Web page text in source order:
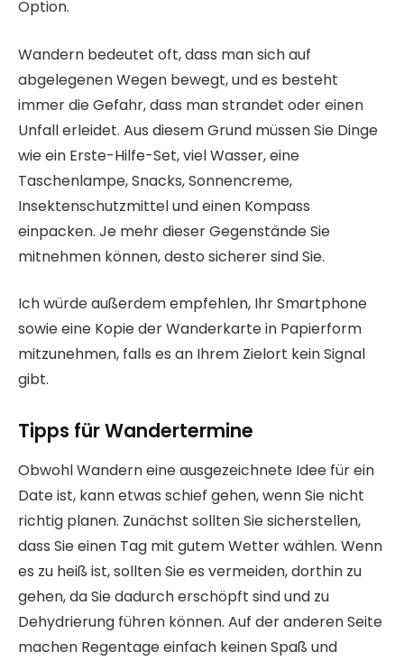
Option.
Wandern bedeutet oft, dass man sich auf
abgelegenen Wegen bewegt, und es besteht
immer die Gefahr, dass man strandet oder einen
Unfall erleidet. Aus diesem Grund müssen Sie Dinge
wie ein Erste-Hilfe-Set, viel Wasser, eine
Taschenlampe, Snacks, Sonnencreme,
Insektenschutzmittel und einen Kompass
einpacken. Je mehr dieser Gegenstände Sie
mitnehmen können, desto sicherer sind Sie.
Ich würde außerdem empfehlen, Ihr Smartphone
sowie eine Kopie der Wanderkarte in Papierform
mitzunehmen, falls es an Ihrem Zielort kein Signal
gibt.
Tipps für Wandertermine
Obwohl Wandern eine ausgezeichnete Idee für ein
Date ist, kann etwas schief gehen, wenn Sie nicht
richtig planen. Zunächst sollten Sie sicherstellen,
dass Sie einen Tag mit gutem Wetter wählen. Wenn
es zu heiß ist, sollten Sie es vermeiden, dorthin zu
gehen, da Sie dadurch erschöpft sind und zu
Dehydrierung führen können. Auf der anderen Seite
machen Regentage einfach keinen Spaß und